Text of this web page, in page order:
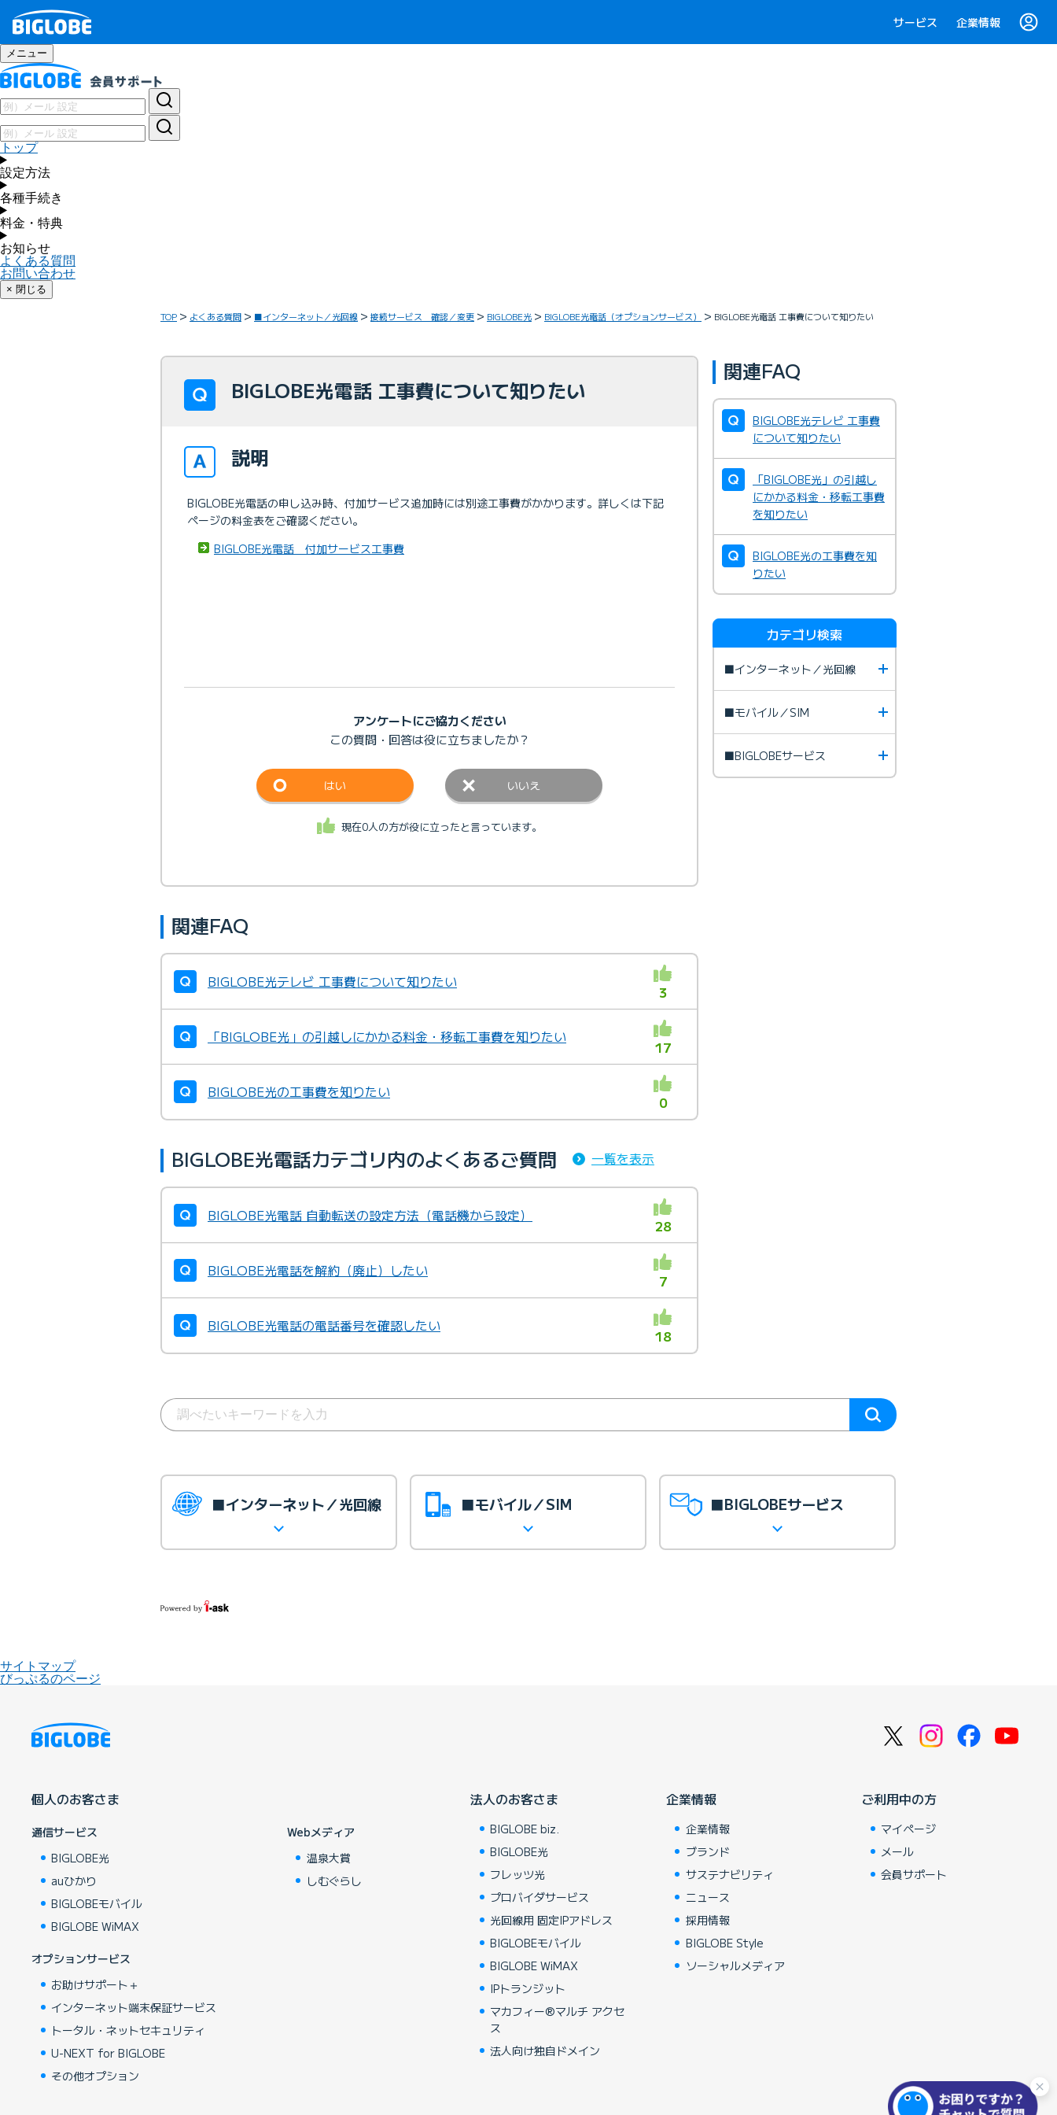
サービス 企業情報
メニュー
トップ
設定方法
各種手続き
料金・特典
お知らせ
よくある質問
お問い合わせ
× 閉じる
TOP よくある質問 ■インターネット／光回線 接続サービス 確認／変更 BIGLOBE光 BIGLOBE光電話（オプションサービス） BIGLOBE光電話 工事費について知りたい
BIGLOBE光電話 工事費について知りたい
説明
BIGLOBE光電話の申し込み時、付加サービス追加時には別途工事費がかかります。詳しくは下記
ページの料金表をご確認ください。
BIGLOBE光電話 付加サービス工事費
アンケートにご協力ください
この質問・回答は役に立ちましたか？
はい いいえ
現在0人の方が役に立ったと言っています。
関連FAQ
BIGLOBE光テレビ 工事費について知りたい
3
「BIGLOBE光」の引越しにかかる料金・移転工事費を知りたい
17
BIGLOBE光の工事費を知りたい
0
BIGLOBE光電話カテゴリ内のよくあるご質問 一覧を表示
BIGLOBE光電話 自動転送の設定方法（電話機から設定）
28
BIGLOBE光電話を解約（廃止）したい
7
BIGLOBE光電話の電話番号を確認したい
18
関連FAQ
BIGLOBE光テレビ 工事費
について知りたい
「BIGLOBE光」の引越し
にかかる料金・移転工事費
を知りたい
BIGLOBE光の工事費を知
りたい
カテゴリ検索
■インターネット／光回線
■モバイル／SIM
■BIGLOBEサービス
■インターネット／光回線 ■モバイル／SIM ■BIGLOBEサービス
サイトマップ
びっぷるのページ
個人のお客さま
通信サービス
BIGLOBE光
auひかり
BIGLOBEモバイル
BIGLOBE WiMAX
オプションサービス
お助けサポート＋
インターネット端末保証サービス
トータル・ネットセキュリティ
U-NEXT for BIGLOBE
その他オプション
Webメディア
温泉大賞
しむぐらし
法人のお客さま
BIGLOBE biz.
BIGLOBE光
フレッツ光
プロバイダサービス
光回線用 固定IPアドレス
BIGLOBEモバイル
BIGLOBE WiMAX
IPトランジット
マカフィー®マルチ アクセ
ス
法人向け独自ドメイン
企業情報
企業情報
ブランド
サステナビリティ
ニュース
採用情報
BIGLOBE Style
ソーシャルメディア
ご利用中の方
マイページ
メール
会員サポート